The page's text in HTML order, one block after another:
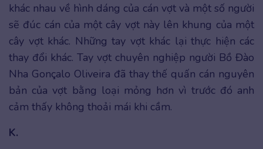
khác nhau về hình dáng của cán vợt và một số người
sẽ đúc cán của một cây vợt này lên khung của một
cây vợt khác. Những tay vợt khác lại thực hiện các
thay đổi khác. Tay vợt chuyên nghiệp người Bồ Đào
Nha Gonçalo Oliveira đã thay thế quấn cán nguyên
bản của vợt bằng loại mỏng hơn vì trước đó anh
cảm thấy không thoải mái khi cầm.
K.